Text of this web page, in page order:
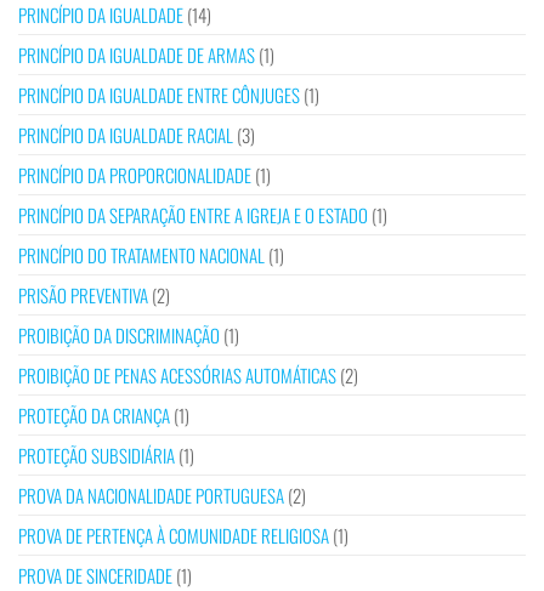
PRINCÍPIO DA IGUALDADE(14)
PRINCÍPIO DA IGUALDADE DE ARMAS(1)
PRINCÍPIO DA IGUALDADE ENTRE CÔNJUGES(1)
PRINCÍPIO DA IGUALDADE RACIAL (3)
PRINCÍPIO DA PROPORCIONALIDADE(1)
PRINCÍPIO DA SEPARAÇÃO ENTRE A IGREJA E O ESTADO (1)
PRINCÍPIO DO TRATAMENTO NACIONAL (1)
PRISÃO PREVENTIVA(2)
PROIBIÇÃO DA DISCRIMINAÇÃO (1)
PROIBIÇÃO DE PENAS ACESSÓRIAS AUTOMÁTICAS(2)
PROTEÇÃO DA CRIANÇA(1)
PROTEÇÃO SUBSIDIÁRIA(1)
PROVA DA NACIONALIDADE PORTUGUESA(2)
PROVA DE PERTENÇA À COMUNIDADE RELIGIOSA(1)
PROVA DE SINCERIDADE(1)